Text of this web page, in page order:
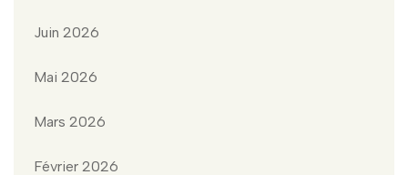
Juin 2026
Mai 2026
Mars 2026
Février 2026